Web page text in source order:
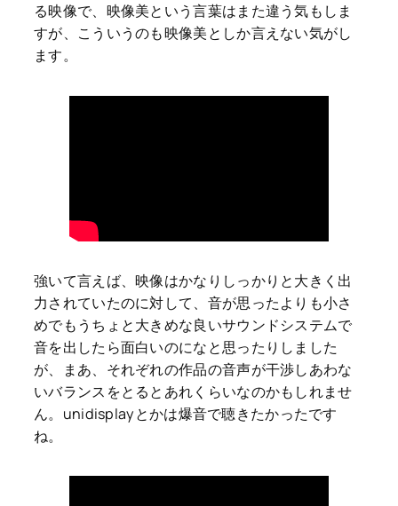
る映像で、映像美という言葉はまた違う気もしま
すが、こういうのも映像美としか言えない気がし
ます。
強いて言えば、映像はかなりしっかりと大きく出
力されていたのに対して、音が思ったよりも小さ
めでもうちょと大きめな良いサウンドシステムで
音を出したら面白いのになと思ったりしました
が、まあ、それぞれの作品の音声が干渉しあわな
いバランスをとるとあれくらいなのかもしれませ
ん。unidisplayとかは爆音で聴きたかったです
ね。